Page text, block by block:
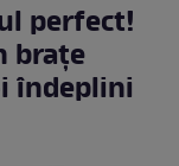
perfect!
brațe
îndeplini